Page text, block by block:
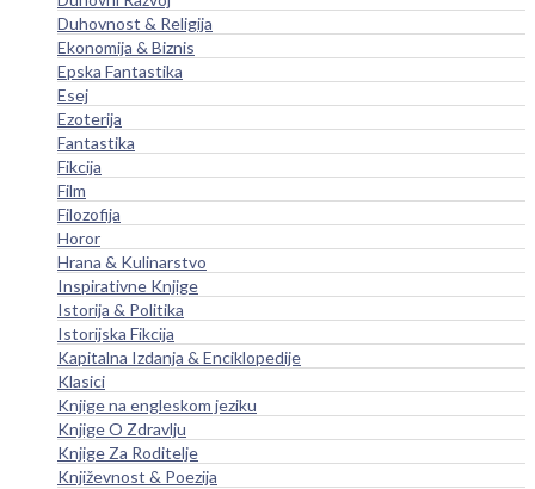
Duhovnost & Religija
Ekonomija & Biznis
Epska Fantastika
Esej
Ezoterija
Fantastika
Fikcija
Film
Filozofija
Horor
Hrana & Kulinarstvo
Inspirativne Knjige
Istorija & Politika
Istorijska Fikcija
Kapitalna Izdanja & Enciklopedije
Klasici
Knjige na engleskom jeziku
Knjige O Zdravlju
Knjige Za Roditelje
Književnost & Poezija